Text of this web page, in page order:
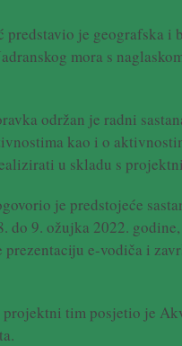
predstavio je geografska i
mora s
održan je radni
kao i o
u skladu s
je predstojeće
do 9. ožujka 2022.
prezentaciju e-vodiča i
projektni tim posjetio je